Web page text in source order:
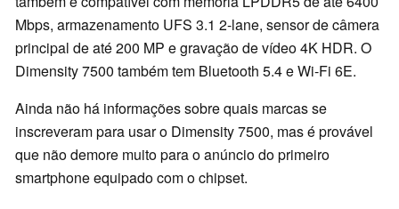
Mbps, armazenamento UFS 3.1 2-lane, sensor de câmera
principal de até 200 MP e gravação de vídeo 4K HDR. O
Dimensity 7500 também tem Bluetooth 5.4 e Wi-Fi 6E.
Ainda não há informações sobre quais marcas se
inscreveram para usar o Dimensity 7500, mas é provável
que não demore muito para o anúncio do primeiro
smartphone equipado com o chipset.